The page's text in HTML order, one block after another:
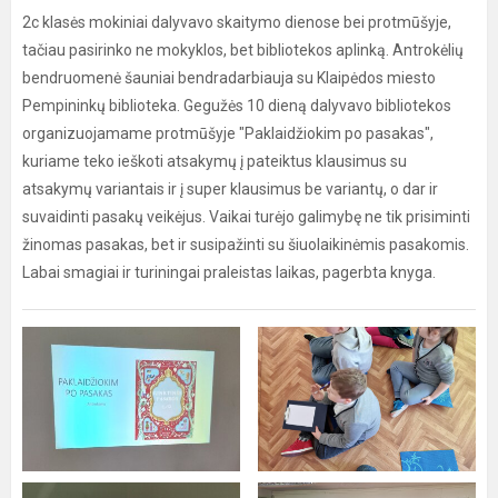
2c klasės mokiniai dalyvavo skaitymo dienose bei protmūšyje,
tačiau pasirinko ne mokyklos, bet bibliotekos aplinką. Antrokėlių
bendruomenė šauniai bendradarbiauja su Klaipėdos miesto
Pempininkų biblioteka. Gegužės 10 dieną dalyvavo bibliotekos
organizuojamame protmūšyje "Paklaidžiokim po pasakas",
kuriame teko ieškoti atsakymų į pateiktus klausimus su
atsakymų variantais ir į super klausimus be variantų, o dar ir
suvaidinti pasakų veikėjus. Vaikai turėjo galimybę ne tik prisiminti
žinomas pasakas, bet ir susipažinti su šiuolaikinėmis pasakomis.
Labai smagiai ir turiningai praleistas laikas, pagerbta knyga.